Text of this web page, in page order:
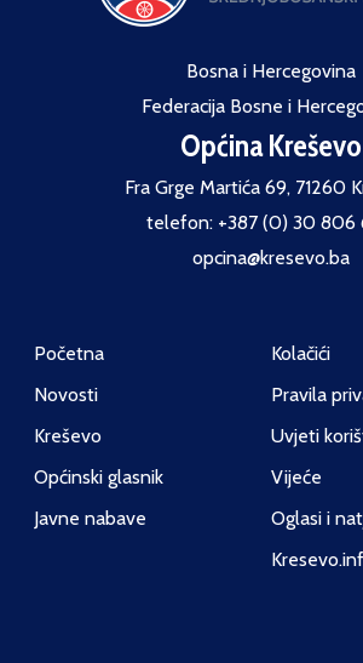
Bosna i Hercegovina
Federacija Bosne i
Općina Kreševo
Fra Grge Martića 69, 71260
telefon: +387 (0) 30 806
opcina@kresevo.ba
Početna
Novosti
Kreševo
Općinski glasnik
Javne nabave
Kolačići
Pravila
Uvjeti
Vijeće
Oglasi i